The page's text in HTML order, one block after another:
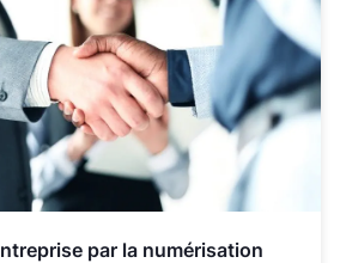
par la numérisation